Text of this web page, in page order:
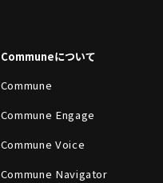
Communeについて
Commune
Commune Engage
Commune Voice
Commune Navigator